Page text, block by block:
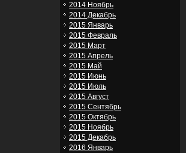
2014 Ноябрь
2014 Декабрь
2015 Январь
2015 Февраль
2015 Март
2015 Апрель
2015 Май
2015 Июнь
2015 Июль
2015 Август
2015 Сентябрь
2015 Октябрь
2015 Ноябрь
2015 Декабрь
2016 Январь